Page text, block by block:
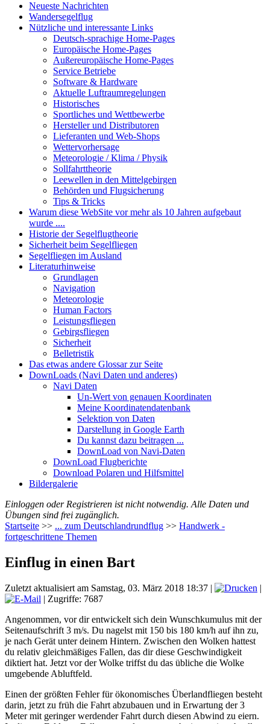
Neueste Nachrichten
Wandersegelflug
Nützliche und interessante Links
Deutsch-sprachige Home-Pages
Europäische Home-Pages
Außereuropäische Home-Pages
Service Betriebe
Software & Hardware
Aktuelle Luftraumregelungen
Historisches
Sportliches und Wettbewerbe
Hersteller und Distributoren
Lieferanten und Web-Shops
Wettervorhersage
Meteorologie / Klima / Physik
Sollfahrttheorie
Leewellen in den Mittelgebirgen
Behörden und Flugsicherung
Tips & Tricks
Warum diese WebSite vor mehr als 10 Jahren aufgebaut
wurde ....
Historie der Segelflugtheorie
Sicherheit beim Segelfliegen
Segelfliegen im Ausland
Literaturhinweise
Grundlagen
Navigation
Meteorologie
Human Factors
Leistungsfliegen
Gebirgsfliegen
Sicherheit
Belletristik
Das etwas andere Glossar zur Seite
DownLoads (Navi Daten und anderes)
Navi Daten
Un-Wert von genauen Koordinaten
Meine Koordinatendatenbank
Selektion von Daten
Darstellung in Google Earth
Du kannst dazu beitragen ...
DownLoad von Navi-Daten
DownLoad Flugberichte
Download Polaren und Hilfsmittel
Bildergalerie
Einloggen oder Registrieren ist nicht notwendig. Alle Daten und
Übungen sind frei zugänglich.
Startseite >> ... zum Deutschlandrundflug >> Handwerk -
fortgeschrittene Themen
Einflug in einen Bart
Zuletzt aktualisiert am Samstag, 03. März 2018 18:37 |
|
| Zugriffe: 7687
Angenommen, vor dir entwickelt sich dein Wunschkumulus mit der
Seitenaufschrift 3 m/s. Du nagelst mit 150 bis 180 km/h auf ihn zu,
je nach Gerät unter deinem Hintern. Zwischen den Wolken hattest
du relativ gleichmäßiges Fallen, das dir diese Geschwindigkeit
diktiert hat. Jetzt vor der Wolke triffst du das übliche die Wolke
umgebende Abluftfeld.
Einen der größten Fehler für ökonomisches Überlandfliegen besteht
darin, jetzt zu früh die Fahrt abzubauen und in Erwartung der 3
Meter mit geringer werdender Fahrt durch diesen Abwind zu eiern.